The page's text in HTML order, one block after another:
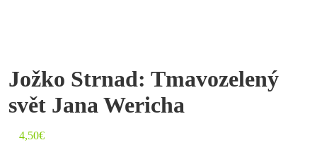
Jožko Strnad: Tmavozelený
svět Jana Wericha
4,50€